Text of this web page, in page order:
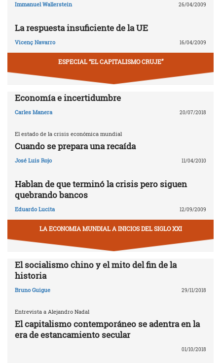
Immanuel Wallerstein 26/04/2009
La respuesta insuficiente de la UE
Vicenç Navarro 16/04/2009
ESPECIAL “EL CAPITALISMO CRUJE”
Economía e incertidumbre
Carles Manera 20/07/2018
El estado de la crisis económica mundial
Cuando se prepara una recaída
José Luis Rojo 11/04/2010
Hablan de que terminó la crisis pero siguen
quebrando bancos
Eduardo Lucita 12/09/2009
LA ECONOMIA MUNDIAL A INICIOS DEL SIGLO XXI
El socialismo chino y el mito del fin de la
historia
Bruno Guigue 29/11/2018
Entrevista a Alejandro Nadal
El capitalismo contemporáneo se adentra en la
era de estancamiento secular
01/10/2018